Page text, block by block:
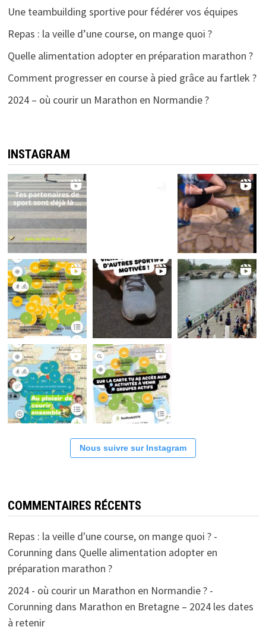
Une teambuilding sportive pour fédérer vos équipes
Repas : la veille d’une course, on mange quoi ?
Quelle alimentation adopter en préparation marathon ?
Comment progresser en course à pied grâce au fartlek ?
2024 – où courir un Marathon en Normandie ?
INSTAGRAM
Nous suivre sur Instagram
COMMENTAIRES RÉCENTS
Repas : la veille d'une course, on mange quoi ? -
Corunning dans Quelle alimentation adopter en
préparation marathon ?
2024 - où courir un Marathon en Normandie ? -
Corunning dans Marathon en Bretagne – 2024 les dates
à retenir